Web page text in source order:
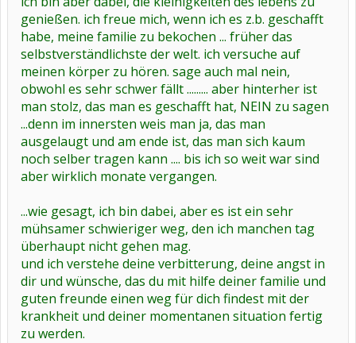
genießen. ich freue mich, wenn ich es z.b. geschafft
habe, meine familie zu bekochen ... früher das
selbstverständlichste der welt. ich versuche auf
meinen körper zu hören. sage auch mal nein,
obwohl es sehr schwer fällt ......... aber hinterher ist
man stolz, das man es geschafft hat, NEIN zu sagen
...denn im innersten weis man ja, das man
ausgelaugt und am ende ist, das man sich kaum
noch selber tragen kann .... bis ich so weit war sind
aber wirklich monate vergangen.
...wie gesagt, ich bin dabei, aber es ist ein sehr
mühsamer schwieriger weg, den ich manchen tag
überhaupt nicht gehen mag.
und ich verstehe deine verbitterung, deine angst in
dir und wünsche, das du mit hilfe deiner familie und
guten freunde einen weg für dich findest mit der
krankheit und deiner momentanen situation fertig
zu werden.